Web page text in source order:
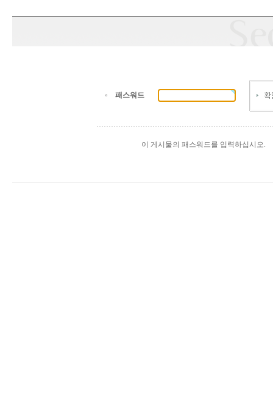
패스워드
이 게시물의 패스워드를 입력하십시오.